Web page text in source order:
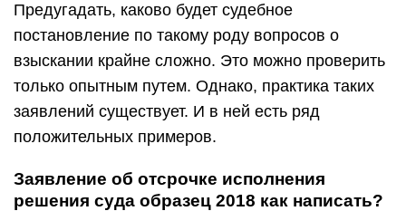
Предугадать, каково будет судебное
постановление по такому роду вопросов о
взыскании крайне сложно. Это можно проверить
только опытным путем. Однако, практика таких
заявлений существует. И в ней есть ряд
положительных примеров.
Заявление об отсрочке исполнения
решения суда образец 2018 как написать?